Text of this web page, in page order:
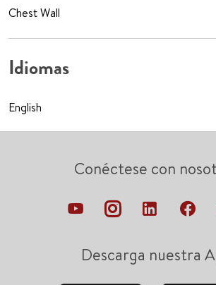
Chest Wall
Idiomas
English
Conéctese con
Descarga nuestra